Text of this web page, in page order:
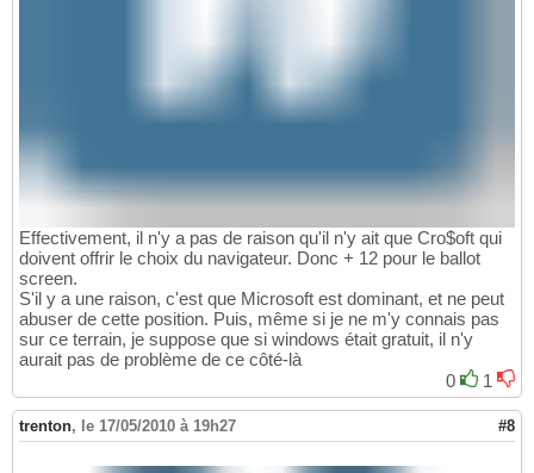
Effectivement, il n'y a pas de raison qu'il n'y ait que Cro$oft qui
doivent offrir le choix du navigateur. Donc + 12 pour le ballot
screen.
S'il y a une raison, c'est que Microsoft est dominant, et ne peut
abuser de cette position. Puis, même si je ne m'y connais pas
sur ce terrain, je suppose que si windows était gratuit, il n'y
aurait pas de problème de ce côté-là
0
1
trenton, le 17/05/2010 à 19h27 #8